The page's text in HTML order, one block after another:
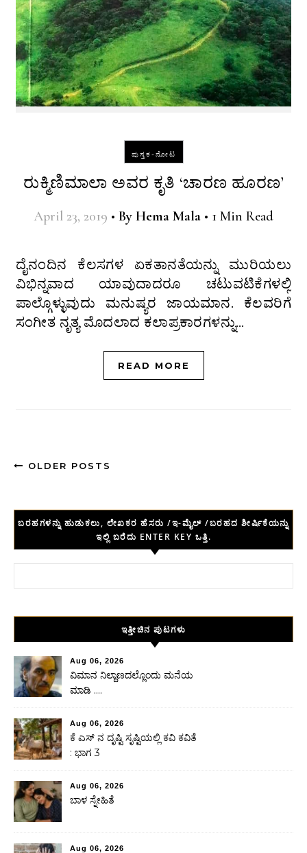
ಪುಸ್ತಕ-ನೋಟ
ರುಕ್ಮಿಣಿಮಾಲಾ ಅವರ ಕೃತಿ ‘ಚಾರಣ ಹೂರಣ’
April 23, 2019 • By Hema Mala • 1 Min Read
ದೈನಂದಿನ ಕೆಲಸಗಳ ಏಕತಾನತೆಯನ್ನು ಮುರಿಯಲು
ವಿಭಿನ್ನವಾದ ಯಾವುದಾದರೂ ಚಟುವಟಿಕೆಗಳಲ್ಲಿ
ಪಾಲ್ಗೊಳ್ಳುವುದು ಮನುಷ್ಯರ ಜಾಯಮಾನ. ಕೆಲವರಿಗೆ
ಸಂಗೀತ ನೃತ್ಯ ಮೊದಲಾದ ಕಲಾಪ್ರಕಾರಗಳನ್ನು…
READ MORE
OLDER POSTS
ಬರಹಗಳನ್ನು ಹುಡುಕಲು, ಲೇಖಕರ ಹೆಸರು /ಇ-ಮೈಲ್ /ಬರಹದ ಶೀರ್ಷಿಕೆಯನ್ನು
ಇಲ್ಲಿ ಬರೆದು ENTER KEY ಒತ್ತಿ.
ಇತ್ತೀಚಿನ ಪುಟಗಳು
Aug 06, 2026
ವಿಮಾನ ನಿಲ್ದಾಣದಲ್ಲೊಂದು ಮನೆಯ
ಮಾಡಿ ….
Aug 06, 2026
ಕೆ ಎಸ್ ನ ದೃಷ್ಟಿ ಸೃಷ್ಟಿಯಲ್ಲಿ ಕವಿ ಕವಿತೆ
: ಭಾಗ 3
Aug 06, 2026
ಬಾಳ ಸ್ನೇಹಿತೆ
Aug 06, 2026